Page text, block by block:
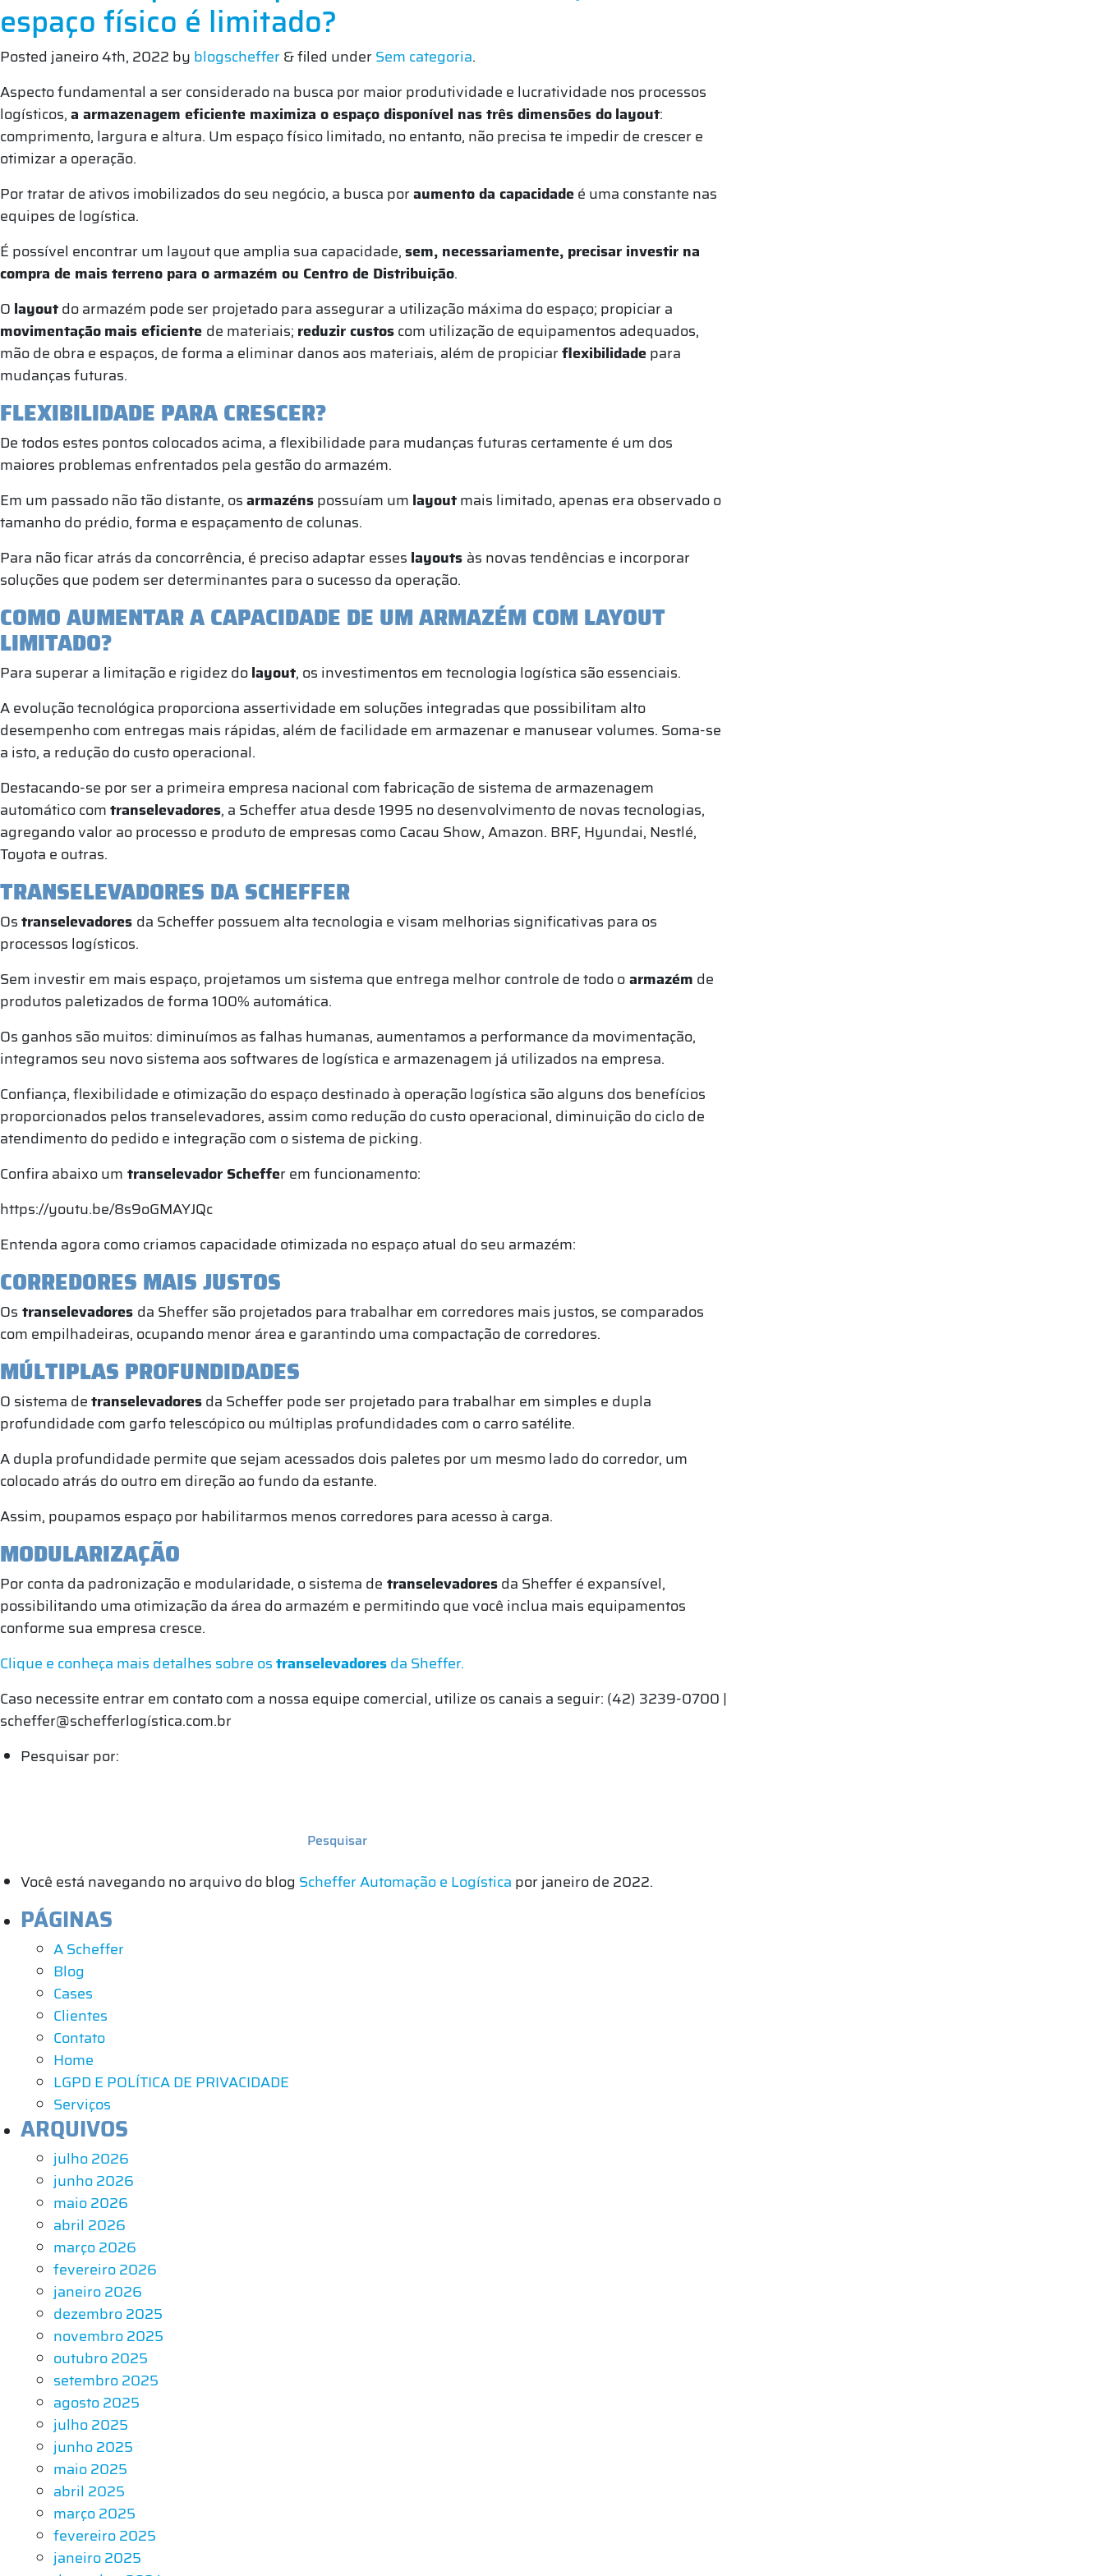
espaço físico é limitado?
Posted janeiro 4th, 2022 by blogscheffer&filed underSem categoria.
Aspecto fundamental a ser considerado na busca por maior produtividade e lucratividade nos processos
logísticos,a armazenagem eficiente maximiza o espaço disponível nas três dimensões dolayout:
comprimento, largura e altura. Um espaço físico limitado, no entanto, não precisa te impedir de crescer e
otimizar a operação.
Por tratar de ativos imobilizados do seu negócio, a busca poraumento da capacidadeé uma constante nas
equipes de logística.
É possível encontrar um layout que amplia sua capacidade,sem, necessariamente, precisar investir na
compra de mais terreno para o armazém ou Centro de Distribuição.
O layoutdo armazém pode ser projetado para assegurar a utilização máxima do espaço; propiciar a
movimentaçãomais eficiente de materiais; reduzir custoscom utilização de equipamentos adequados,
mão de obra e espaços, de forma a eliminar danos aos materiais, além de propiciarflexibilidadepara
mudanças futuras.
FLEXIBILIDADE PARA CRESCER?
De todos estes pontos colocados acima, a flexibilidade para mudanças futuras certamente é um dos
maiores problemas enfrentados pela gestão do armazém.
Em um passado não tão distante, osarmazénspossuíam um layoutmais limitado, apenas era observado o
tamanho do prédio, forma e espaçamento de colunas.
Para não ficar atrás da concorrência, é preciso adaptar esses layouts às novas tendências e incorporar
soluções que podem ser determinantes para o sucesso da operação.
COMO AUMENTAR A CAPACIDADE DE UM ARMAZÉM COM LAYOUT
LIMITADO?
Para superar a limitação e rigidez dolayout, os investimentos em tecnologia logística são essenciais.
A evolução tecnológica proporciona assertividade em soluções integradas que possibilitam alto
desempenho com entregas mais rápidas, além de facilidade em armazenar e manusear volumes. Soma-se
a isto, a redução do custo operacional.
Destacando-se por ser a primeira empresa nacional com fabricação de sistema de armazenagem
automático comtranselevadores, a Scheffer atua desde 1995 no desenvolvimento de novas tecnologias,
agregando valor ao processo e produto de empresas como Cacau Show, Amazon. BRF, Hyundai, Nestlé,
Toyota e outras.
TRANSELEVADORES DA SCHEFFER
Ostranselevadores da Scheffer possuem alta tecnologia e visam melhorias significativas para os
processos logísticos.
Sem investir em mais espaço, projetamos um sistema que entrega melhor controle de todo oarmazém de
produtos paletizados de forma 100% automática.
Os ganhos são muitos: diminuímos as falhas humanas, aumentamos a performance da movimentação,
integramos seu novo sistema aos softwares de logística e armazenagem já utilizados na empresa.
Confiança, flexibilidade e otimização do espaço destinado à operação logística são alguns dos benefícios
proporcionados pelos transelevadores, assim como redução do custo operacional, diminuição do ciclo de
atendimento do pedido e integração com o sistema de picking.
Confira abaixo um transelevador Scheffer em funcionamento:
https://youtu.be/8s9oGMAYJQc
Entenda agora como criamos capacidade otimizada no espaço atual do seu armazém:
CORREDORES MAIS JUSTOS
Os transelevadores da Sheffer são projetados para trabalhar em corredores mais justos, se comparados
com empilhadeiras, ocupando menor área e garantindo uma compactação de corredores.
MÚLTIPLAS PROFUNDIDADES
O sistema detranselevadoresda Scheffer pode ser projetado para trabalhar em simples e dupla
profundidade com garfo telescópico ou múltiplas profundidades com o carro satélite.
A dupla profundidade permite que sejam acessados dois paletes por um mesmo lado do corredor, um
colocado atrás do outro em direção ao fundo da estante.
Assim, poupamos espaço por habilitarmos menos corredores para acesso à carga.
MODULARIZAÇÃO
Por conta da padronização e modularidade, o sistema de transelevadoresda Sheffer é expansível,
possibilitando uma otimização da área do armazém e permitindo que você inclua mais equipamentos
conforme sua empresa cresce.
Clique e conheça mais detalhes sobre ostranselevadoresda Sheffer.
Caso necessite entrar em contato com a nossa equipe comercial, utilize os canais a seguir: (42) 3239-0700 |
scheffer@schefferlogística.com.br
Pesquisar por:
Você está navegando no arquivo do blog Scheffer Automação e Logística por janeiro de 2022.
PÁGINAS
A Scheffer
Blog
Cases
Clientes
Contato
Home
LGPD E POLÍTICA DE PRIVACIDADE
Serviços
ARQUIVOS
julho 2026
junho 2026
maio 2026
abril 2026
março 2026
fevereiro 2026
janeiro 2026
dezembro 2025
novembro 2025
outubro 2025
setembro 2025
agosto 2025
julho 2025
junho 2025
maio 2025
abril 2025
março 2025
fevereiro 2025
janeiro 2025